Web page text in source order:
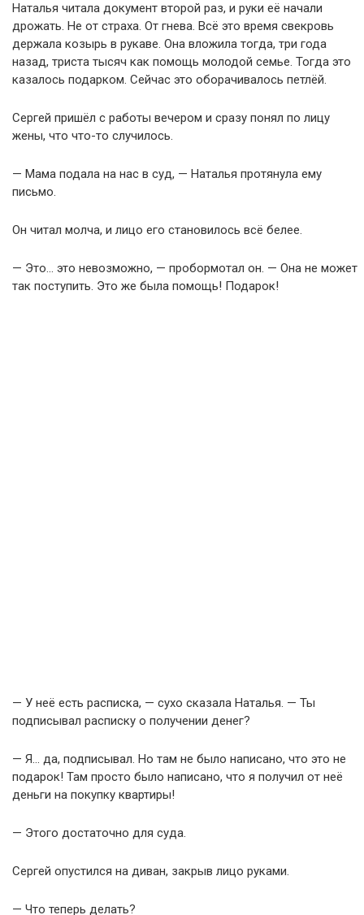
Наталья читала документ второй раз, и руки её начали
дрожать. Не от страха. От гнева. Всё это время свекровь
держала козырь в рукаве. Она вложила тогда, три года
назад, триста тысяч как помощь молодой семье. Тогда это
казалось подарком. Сейчас это оборачивалось петлёй.
Сергей пришёл с работы вечером и сразу понял по лицу
жены, что что-то случилось.
— Мама подала на нас в суд, — Наталья протянула ему
письмо.
Он читал молча, и лицо его становилось всё белее.
— Это… это невозможно, — пробормотал он. — Она не может
так поступить. Это же была помощь! Подарок!
— У неё есть расписка, — сухо сказала Наталья. — Ты
подписывал расписку о получении денег?
— Я… да, подписывал. Но там не было написано, что это не
подарок! Там просто было написано, что я получил от неё
деньги на покупку квартиры!
— Этого достаточно для суда.
Сергей опустился на диван, закрыв лицо руками.
— Что теперь делать?